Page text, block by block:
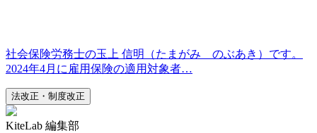
社会保険労務士の玉上 信明（たまがみ のぶあき）です。
2024年4月に雇用保険の適用対象者…
法改正・制度改正
KiteLab 編集部